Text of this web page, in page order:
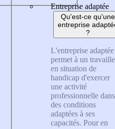
Entreprise adaptée
Qu'est-ce qu'une
entreprise
?
L'entreprise adaptée
permet à un
en situation de
handicap d'exercer
une activité
professionnelle dans
des conditions
adaptées à ses
capacités. Pour en